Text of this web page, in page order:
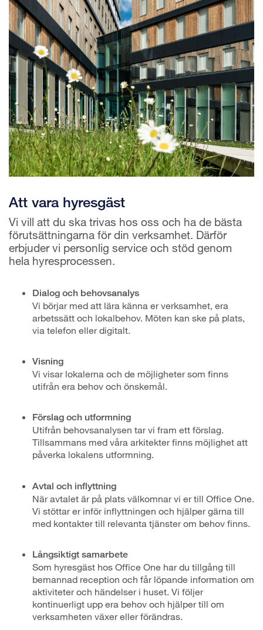
Att vara hyresgäst
Vi vill att du ska trivas hos oss och ha de bästa
förutsättningarna för din verksamhet. Därför
erbjuder vi personlig service och stöd genom
hela hyresprocessen.
Dialog och behovsanalys
Vi börjar med att lära känna er verksamhet, era
arbetssätt och lokalbehov. Möten kan ske på plats,
via telefon eller digitalt.
Visning
Vi visar lokalerna och de möjligheter som finns
utifrån era behov och önskemål.
Förslag och utformning
Utifrån behovsanalysen tar vi fram ett förslag.
Tillsammans med våra arkitekter finns möjlighet att
påverka lokalens utformning.
Avtal och inflyttning
När avtalet är på plats välkomnar vi er till Office One.
Vi stöttar er inför inflyttningen och hjälper gärna till
med kontakter till relevanta tjänster om behov finns.
Långsiktigt samarbete
Som hyresgäst hos Office One har du tillgång till
bemannad reception och får löpande information om
aktiviteter och händelser i huset. Vi följer
kontinuerligt upp era behov och hjälper till om
verksamheten växer eller förändras.